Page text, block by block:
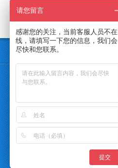
请您留言
感谢您的关注，当前客服人员不在
线，请填写一下您的信息，我们会
尽快和您联系。
提交